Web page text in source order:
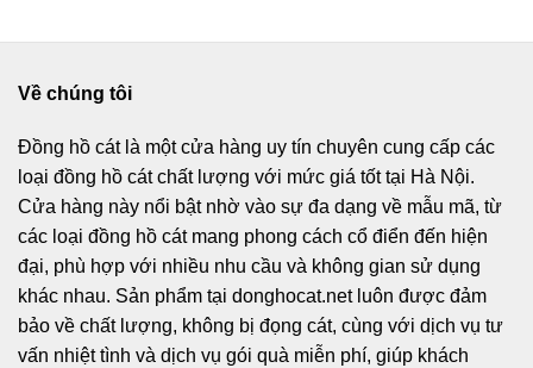
Về chúng tôi
Đồng hồ cátlà một cửa hàng uy tín chuyên cung cấp các
loại đồng hồ cát chất lượng với mức giá tốt tại Hà Nội.
Cửa hàng này nổi bật nhờ vào sự đa dạng về mẫu mã, từ
các loại đồng hồ cát mang phong cách cổ điển đến hiện
đại, phù hợp với nhiều nhu cầu và không gian sử dụng
khác nhau. Sản phẩm tại donghocat.net luôn được đảm
bảo về chất lượng, không bị đọng cát, cùng với dịch vụ tư
vấn nhiệt tình và dịch vụ gói quà miễn phí, giúp khách